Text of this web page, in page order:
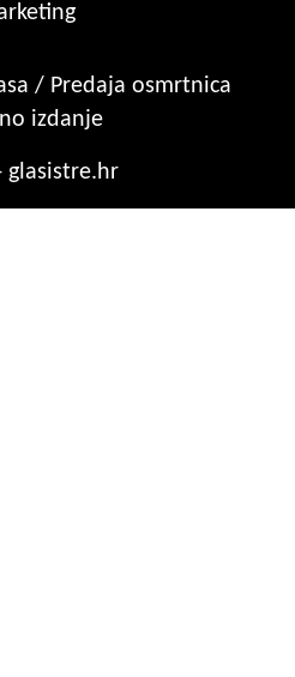
/ Predaja osmrtnica
izdanje
glasistre.hr